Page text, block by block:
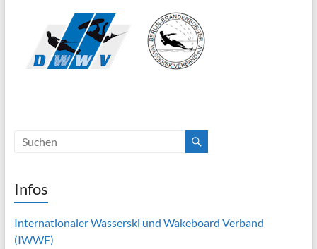
Infos
Internationaler Wasserski und Wakeboard Verband
(IWWF)